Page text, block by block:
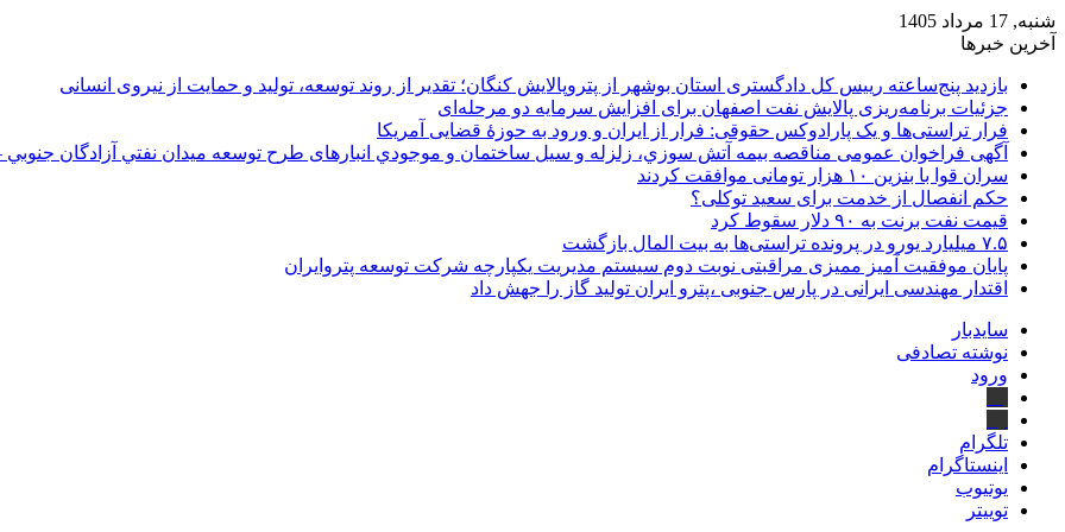
شنبه, 17 مرداد 1405
آخرین خبرها
بازدید پنج‌ساعته رییس کل دادگستری استان بوشهر از پتروپالایش کنگان؛ تقدیر از روند توسعه، تولید و حمایت از نیروی انسانی
جزئیات برنامه‌ریزی پالایش نفت اصفهان برای افزایش سرمایه دو مرحله‌ای
فرار تراستی‌ها و یک پارادوکس حقوقی: فرار از ایران و ورود به حوزۀ قضایی آمریکا
آگهی فراخوان عمومی مناقصه بيمه آتش سوزي، زلزله و سیل ساختمان و موجودي انبارهای طرح توسعه ميدان نفتي آزادگان جنوبي
سران قوا با بنزین ۱۰ هزار تومانی موافقت کردند
حکم انفصال از خدمت برای سعید توکلی؟
قیمت نفت برنت به ۹۰ دلار سقوط کرد
۷.۵ میلیارد یورو در پرونده تراستی‌ها به بیت المال بازگشت
پایان موفقیت آمیز ممیزی مراقبتی نوبت دوم سیستم مدیریت یکپارچه شرکت توسعه پتروایران
اقتدار مهندسی ایرانی در پارس جنوبی ،پترو ایران تولید گاز را جهش داد
سایدبار
نوشته تصادفی
ورود
تلگرام
اینستاگرام
یوتیوب
توییتر